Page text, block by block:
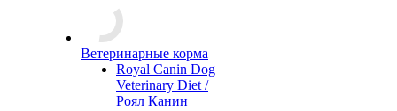
Ветеринарные корма
Royal Canin Dog
Veterinary Diet /
Роял Канин